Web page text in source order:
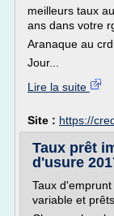
meilleurs taux
ans dans votre
Aranaque au
Jour...
Lire la suite
Site : https://
Taux prêt
d'usure
Taux
variable et